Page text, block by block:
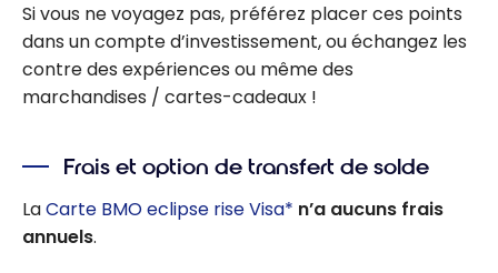
Si vous ne voyagez pas, préférez placer ces points
dans un compte d’investissement, ou échangez les
contre des expériences ou même des
marchandises / cartes-cadeaux !
Frais et option de transfert de solde
LaCarte BMO eclipse rise Visa* n’a aucuns frais
annuels.